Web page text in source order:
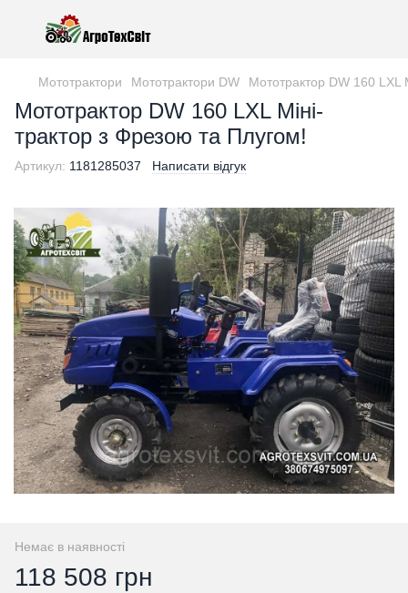
Мототрактори Мототрактори DW Мототрактор DW 160 LXL
Мототрактор DW 160 LXL Міні-
трактор з Фрезою та Плугом!
Артикул: 1181285037 Написати відгук
Немає в наявності
118 508 грн